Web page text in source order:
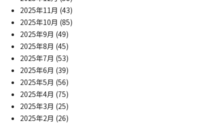
2025年11月 (43)
2025年10月 (85)
2025年9月 (49)
2025年8月 (45)
2025年7月 (53)
2025年6月 (39)
2025年5月 (56)
2025年4月 (75)
2025年3月 (25)
2025年2月 (26)